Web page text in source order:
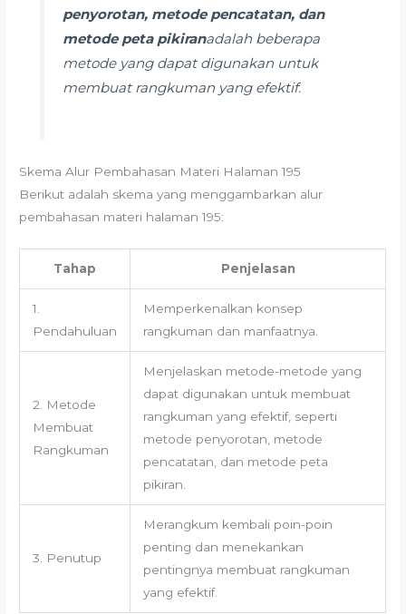
penyorotan, metode pencatatan, dan
metode peta pikiranadalah beberapa
metode yang dapat digunakan untuk
membuat rangkuman yang efektif.
Skema Alur Pembahasan Materi Halaman 195
Berikut adalah skema yang menggambarkan alur
pembahasan materi halaman 195:
Tahap Penjelasan
1.
Pendahuluan
Memperkenalkan konsep
rangkuman dan manfaatnya.
2. Metode
Membuat
Rangkuman
Menjelaskan metode-metode yang
dapat digunakan untuk membuat
rangkuman yang efektif, seperti
metode penyorotan, metode
pencatatan, dan metode peta
pikiran.
3. Penutup
Merangkum kembali poin-poin
penting dan menekankan
pentingnya membuat rangkuman
yang efektif.